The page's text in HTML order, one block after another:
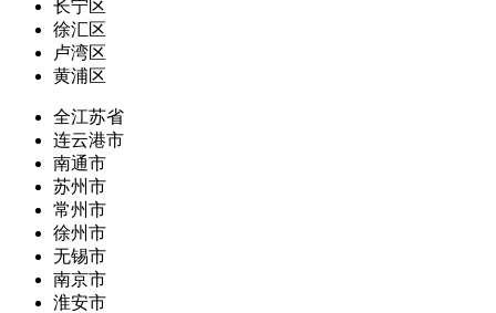
长宁区
徐汇区
卢湾区
黄浦区
全江苏省
连云港市
南通市
苏州市
常州市
徐州市
无锡市
南京市
淮安市